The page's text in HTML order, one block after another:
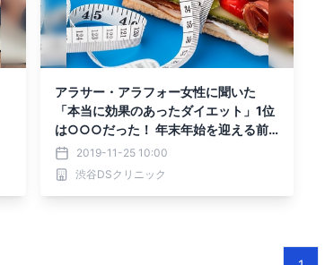
アラサー・アラフォー女性に聞いた
「本当に効果のあったダイエット」1位
は○○○だった！ 年末年始を迎える前
に知っておきたい、効率の良いダイエ
ットとは
2019-11-25 10:00
渋谷DSクリニック